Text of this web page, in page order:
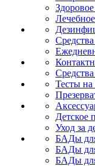
Тесты на
Детское
Уход за
БАДы
БАДы
БАДы